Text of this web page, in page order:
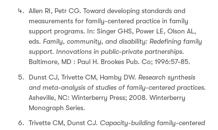
Allen RI, Petr CG. Toward developing standards and
measurements for family-centered practice in family
support programs. In: Singer GHS, Power LE, Olson AL,
eds. Family, community, and disability: Redefining family
support. Innovations in public-private partnerships.
Baltimore, MD : Paul H. Brookes Pub. Co; 1996:57-85.
Dunst CJ, Trivette CM, Hamby DW. Research synthesis
and meta-analysis of studies of family-centered practices.
Asheville, NC: Winterberry Press; 2008. Winterberry
Monograph Series.
Trivette CM, Dunst CJ. Capacity-building family-centered